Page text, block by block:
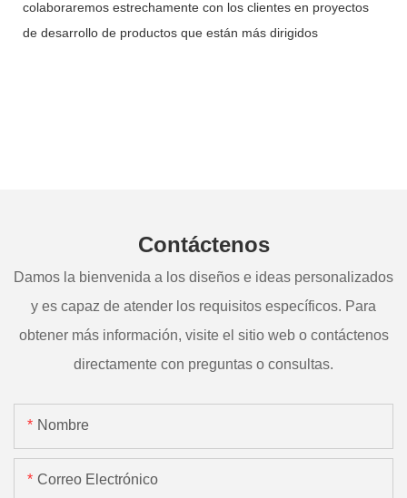
colaboraremos estrechamente con los clientes en proyectos
de desarrollo de productos que están más dirigidos
Contáctenos
Damos la bienvenida a los diseños e ideas personalizados
y es capaz de atender los requisitos específicos. Para
obtener más información, visite el sitio web o contáctenos
directamente con preguntas o consultas.
Nombre
Correo Electrónico